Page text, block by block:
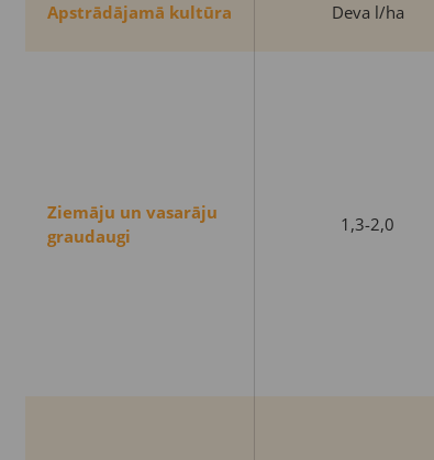
Apstrādājamā kultūra Deva l/ha
Ziemāju un vasarāju
graudaugi
1,3-2,0